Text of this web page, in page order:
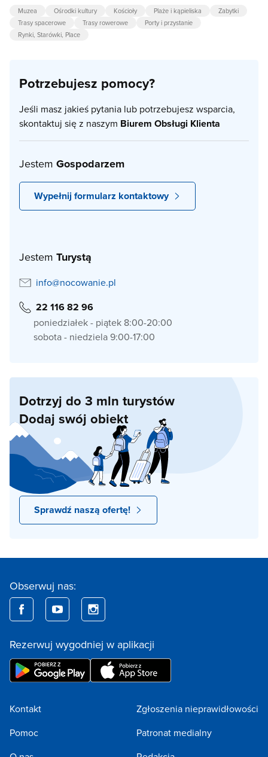
Muzea Ośrodki kultury Kościoły Plaże i kąpieliska
Zabytki
Trasy spacerowe
Trasy rowerowe
Porty i przystanie
Rynki, Starówki, Place
Potrzebujesz pomocy?
Jeśli masz jakieś pytania lub potrzebujesz wsparcia,
skontaktuj się z naszym Biurem Obsługi Klienta
Jestem Gospodarzem
Wypełnij formularz kontaktowy
Jestem Turystą
info@nocowanie.pl
22 116 82 96
poniedziałek - piątek 8:00-20:00
sobota - niedziela 9:00-17:00
Dotrzyj do 3 mln turystów
Dodaj swój obiekt
Sprawdź naszą ofertę!
Obserwuj nas:
Rezerwuj wygodniej w aplikacji
Kontakt
Pomoc
Zgłoszenia nieprawidłowości
Patronat medialny